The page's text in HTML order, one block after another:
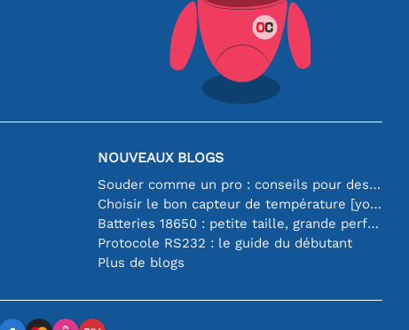
NOUVEAUX BLOGS
Souder comme un pro : conseils pour des connexions électroniques parfaites
Choisir le bon capteur de température [youtube]
Batteries 18650 : petite taille, grande performance
Protocole RS232 : le guide du débutant
Plus de blogs